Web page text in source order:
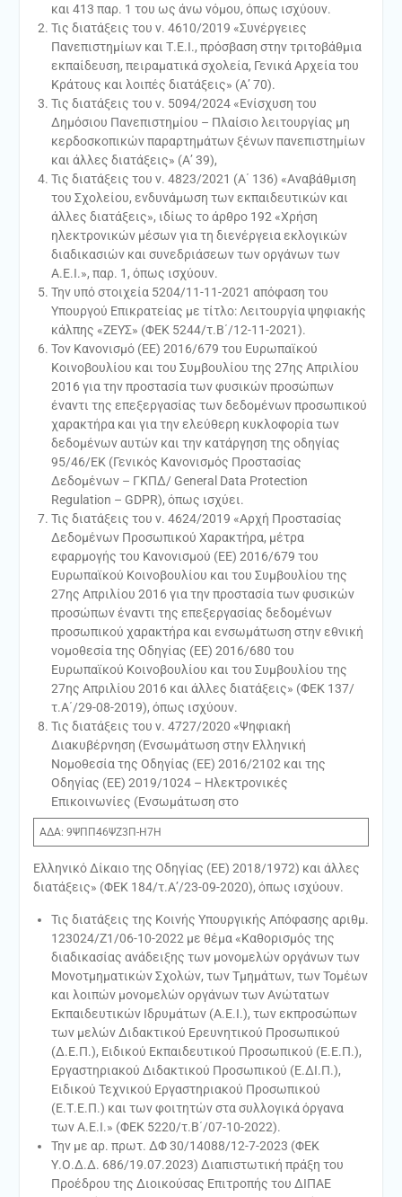
και 413 παρ. 1 του ως άνω νόμου, όπως ισχύουν.
Τις διατάξεις του ν. 4610/2019 «Συνέργειες
Πανεπιστημίων και Τ.Ε.Ι., πρόσβαση στην τριτοβάθμια
εκπαίδευση, πειραματικά σχολεία, Γενικά Αρχεία του
Κράτους και λοιπές διατάξεις» (Α’ 70).
Τις διατάξεις του ν. 5094/2024 «Ενίσχυση του
Δημόσιου Πανεπιστημίου – Πλαίσιο λειτουργίας μη
κερδοσκοπικών παραρτημάτων ξένων πανεπιστημίων
και άλλες διατάξεις» (Α’ 39),
Τις διατάξεις του ν. 4823/2021 (Α΄ 136) «Αναβάθμιση
του Σχολείου, ενδυνάμωση των εκπαιδευτικών και
άλλες διατάξεις», ιδίως το άρθρο 192 «Χρήση
ηλεκτρονικών μέσων για τη διενέργεια εκλογικών
διαδικασιών και συνεδριάσεων των οργάνων των
Α.Ε.Ι.», παρ. 1, όπως ισχύουν.
Την υπό στοιχεία 5204/11-11-2021 απόφαση του
Υπουργού Επικρατείας με τίτλο: Λειτουργία ψηφιακής
κάλπης «ΖΕΥΣ» (ΦΕΚ 5244/τ.Β΄/12-11-2021).
Τον Κανονισμό (ΕΕ) 2016/679 του Ευρωπαϊκού
Κοινοβουλίου και του Συμβουλίου της 27ης Απριλίου
2016 για την προστασία των φυσικών προσώπων
έναντι της επεξεργασίας των δεδομένων προσωπικού
χαρακτήρα και για την ελεύθερη κυκλοφορία των
δεδομένων αυτών και την κατάργηση της οδηγίας
95/46/ΕΚ (Γενικός Κανονισμός Προστασίας
Δεδομένων – ΓΚΠΔ/ General Data Protection
Regulation – GDPR), όπως ισχύει.
Τις διατάξεις του ν. 4624/2019 «Αρχή Προστασίας
Δεδομένων Προσωπικού Χαρακτήρα, μέτρα
εφαρμογής του Κανονισμού (ΕΕ) 2016/679 του
Ευρωπαϊκού Κοινοβουλίου και του Συμβουλίου της
27ης Απριλίου 2016 για την προστασία των φυσικών
προσώπων έναντι της επεξεργασίας δεδομένων
προσωπικού χαρακτήρα και ενσωμάτωση στην εθνική
νομοθεσία της Οδηγίας (ΕΕ) 2016/680 του
Ευρωπαϊκού Κοινοβουλίου και του Συμβουλίου της
27ης Απριλίου 2016 και άλλες διατάξεις» (ΦΕΚ 137/
τ.Α΄/29-08-2019), όπως ισχύουν.
Τις διατάξεις του ν. 4727/2020 «Ψηφιακή
Διακυβέρνηση (Ενσωμάτωση στην Ελληνική
Νομοθεσία της Οδηγίας (ΕΕ) 2016/2102 και της
Οδηγίας (ΕΕ) 2019/1024 – Ηλεκτρονικές
Επικοινωνίες (Ενσωμάτωση στο
ΑΔΑ: 9ΨΠΠ46ΨΖ3Π-Η7Η
Ελληνικό Δίκαιο της Οδηγίας (ΕΕ) 2018/1972) και άλλες
διατάξεις» (ΦΕΚ 184/τ.Α’/23-09-2020), όπως ισχύουν.
Τις διατάξεις της Κοινής Υπουργικής Απόφασης αριθμ.
123024/Ζ1/06-10-2022 με θέμα «Καθορισμός της
διαδικασίας ανάδειξης των μονομελών οργάνων των
Μονοτμηματικών Σχολών, των Τμημάτων, των Τομέων
και λοιπών μονομελών οργάνων των Ανώτατων
Εκπαιδευτικών Ιδρυμάτων (Α.Ε.Ι.), των εκπροσώπων
των μελών Διδακτικού Ερευνητικού Προσωπικού
(Δ.Ε.Π.), Ειδικού Εκπαιδευτικού Προσωπικού (Ε.Ε.Π.),
Εργαστηριακού Διδακτικού Προσωπικού (Ε.ΔΙ.Π.),
Ειδικού Τεχνικού Εργαστηριακού Προσωπικού
(Ε.Τ.Ε.Π.) και των φοιτητών στα συλλογικά όργανα
των Α.Ε.Ι.» (ΦΕΚ 5220/τ.Β΄/07-10-2022).
Την με αρ. πρωτ. ΔΦ 30/14088/12-7-2023 (ΦΕΚ
Υ.Ο.Δ.Δ. 686/19.07.2023) Διαπιστωτική πράξη του
Προέδρου της Διοικούσας Επιτροπής του ΔΙΠΑΕ